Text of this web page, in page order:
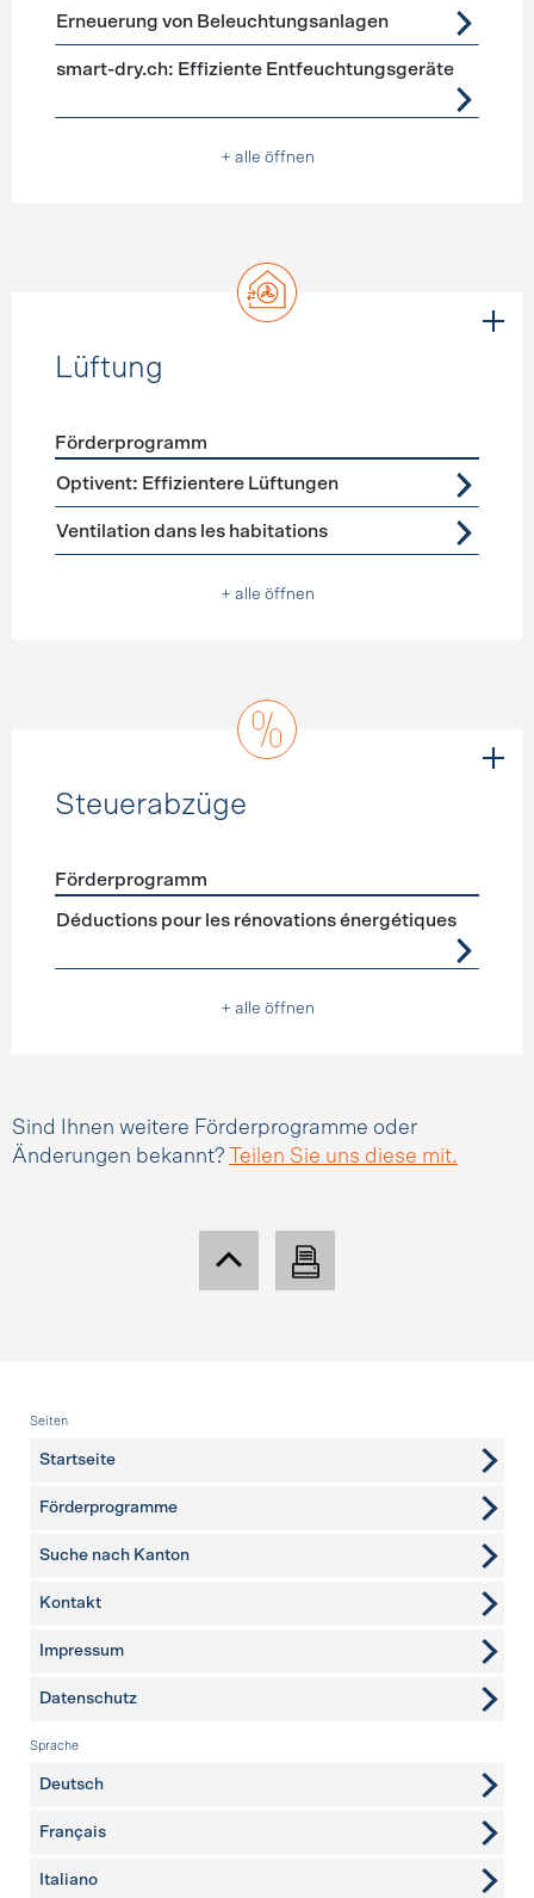
Förderprogramme Geräte, Beleuchtung
Erneuerung von Beleuchtungsanlagen
smart-dry.ch: Effiziente Entfeuchtungsgeräte
+ alle öffnen
Lüftung
Förderprogramme Lüftung
Förderprogramm
Optivent: Effizientere Lüftungen
Ventilation dans les habitations
+ alle öffnen
Steuerabzüge
Förderprogramme Steuerabzüge
Förderprogramm
Déductions pour les rénovations énergétiques
+ alle öffnen
Sind Ihnen weitere Förderprogramme oder
Änderungen bekannt?
Teilen Sie uns diese mit.
Fusszeile
Seiten
Startseite
Förderprogramme
Suche nach Kanton
weitere Seiten
Kontakt
Impressum
Datenschutz
Sprache
Deutsch
Français
Italiano